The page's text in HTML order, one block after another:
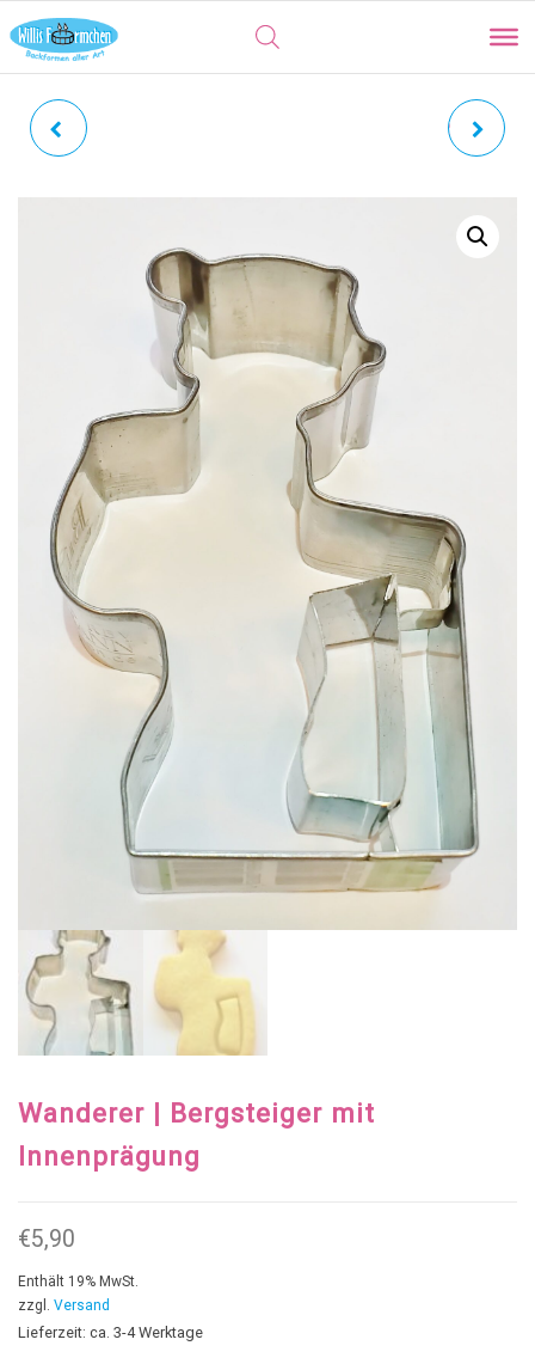
INNENPRÄGUNG
JOGGER | LANGLÄUFER
Wanderer | Bergsteiger mit
Innenprägung
€5,90
Enthält 19% MwSt.
zzgl. Versand
Lieferzeit: ca. 3-4 Werktage